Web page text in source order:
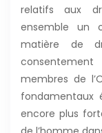
relatifs aux
ensemble un
matière de
membres de
fondamentaux
encore plus